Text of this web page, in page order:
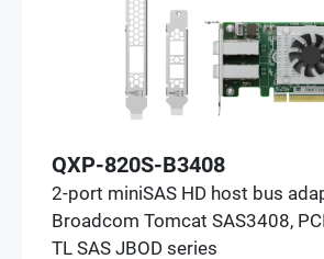
QXP-820S-B3408
2-port miniSAS HD host bus
Broadcom Tomcat SAS3408,
TL SAS JBOD series